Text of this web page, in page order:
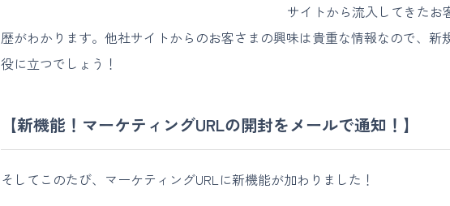
サイトから流入してきたお
歴がわかります。他社サイトからのお客さまの興味は貴重な情報なので、新
役に立つでしょう！
【新機能！マーケティングURLの開封をメールで通知！】
そしてこのたび、マーケティングURLに新機能が加わりました！